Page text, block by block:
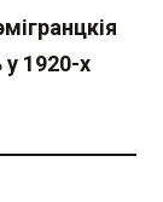
у 1920-х